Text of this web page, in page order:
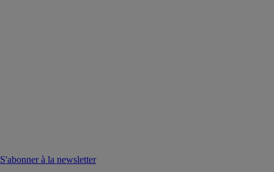
S'abonner à la newsletter